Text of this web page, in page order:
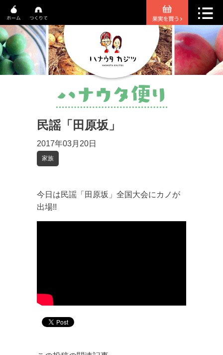
民謡「田原坂」
2017年03月20日
家族
今日は民謡「田原坂」全国大会にカノが
出場!!